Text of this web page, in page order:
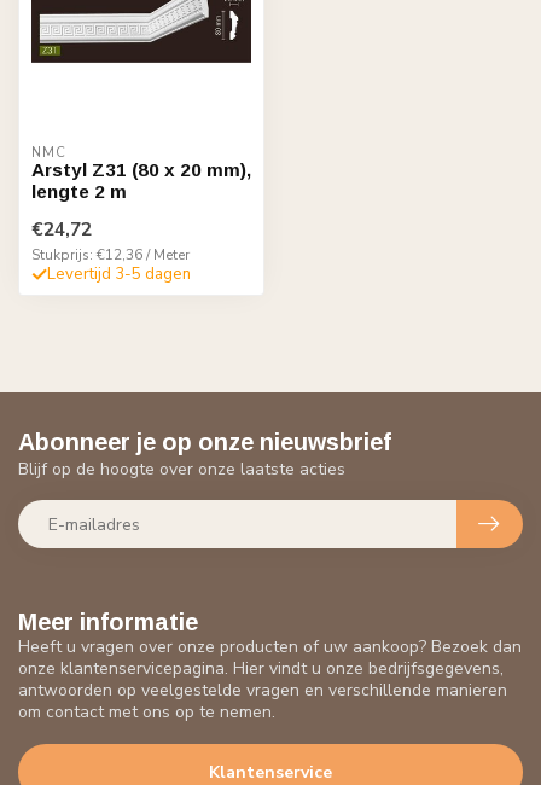
NMC
Arstyl Z31 (80 x 20 mm),
lengte 2 m
€24,72
Stukprijs: €12,36 / Meter
Levertijd 3-5 dagen
Meer informatie
Heeft u vragen over onze producten of uw aankoop? Bezoek dan
onze klantenservicepagina. Hier vindt u onze bedrijfsgegevens,
antwoorden op veelgestelde vragen en verschillende manieren
om contact met ons op te nemen.
Klantenservice
Abonneer je op onze nieuwsbrief
Blijf op de hoogte over onze laatste acties